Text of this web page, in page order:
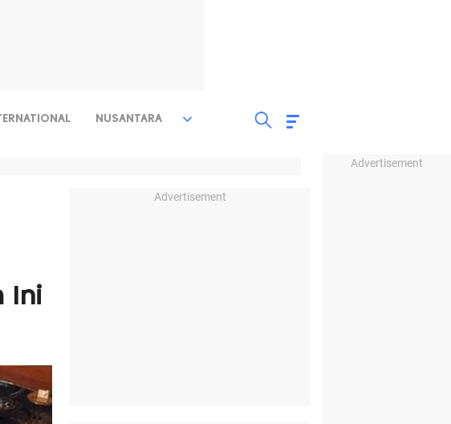
Advertisement
NUSANTARA
Ini
Advertisement